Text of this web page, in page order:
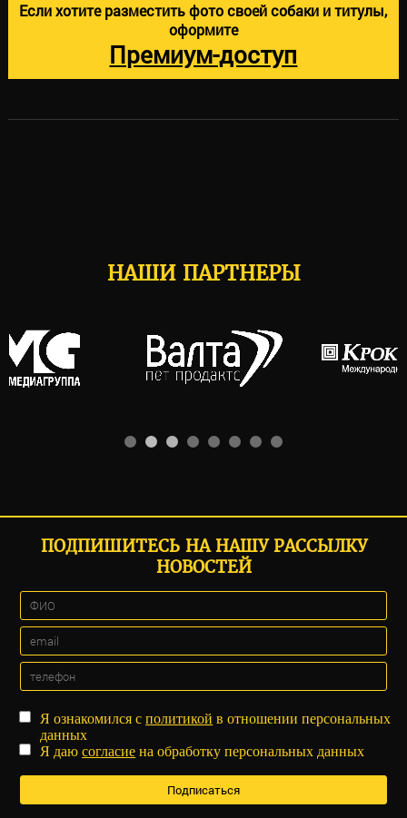
Если хотите разместить фото своей собаки и титулы,
оформите
Премиум-доступ
НАШИ ПАРТНЕРЫ
ПОДПИШИТЕСЬ НА НАШУ РАССЫЛКУ
НОВОСТЕЙ
Я ознакомился сполитикой в отношении персональных
данных
Я даюсогласие на обработку персональных данных